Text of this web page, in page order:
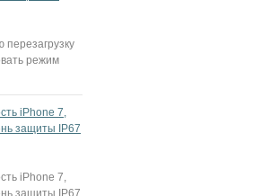
перезагрузку
режим
iPhone 7,
защиты IP67
iPhone 7,
защиты IP67